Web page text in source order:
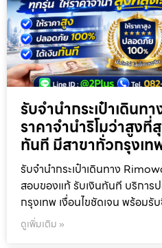
รับจำนำกระเป๋าเดินท
ราคาจำนำริโมว่าสูงที่
ทันที มีสาขาทั่วกรุงเท
รับจำนำกระเป๋าเดินทาง
สอบของแท้ รับเงินทันที บริการ
กรุงเทพ เงื่อนไขชัดเจน พร้อมรั
ดูเพิ่มเติม »